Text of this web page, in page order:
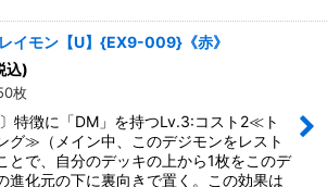
イモン【U】{EX9-009}《赤》
込)
枚
〕特徴に「DM」を持つLv.3:コスト2≪ト
グ≫（メイン中、このデジモンをレスト
とで、自分のデッキの上から1枚をこのデ
進化元の下に裏向きで置く。この効果は